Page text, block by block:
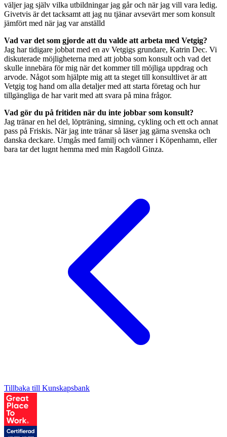
väljer jag själv vilka utbildningar jag går och när jag vill vara ledig.
Givetvis är det tacksamt att jag nu tjänar avsevärt mer som konsult
jämfört med när jag var anställd
Vad var det som gjorde att du valde att arbeta med Vetgig?
Jag har tidigare jobbat med en av Vetgigs grundare, Katrin Dec. Vi
diskuterade möjligheterna med att jobba som konsult och vad det
skulle innebära för mig när det kommer till möjliga uppdrag och
arvode. Något som hjälpte mig att ta steget till konsultlivet är att
Vetgig tog hand om alla detaljer med att starta företag och hur
tillgängliga de har varit med att svara på mina frågor.
Vad gör du på fritiden när du inte jobbar som konsult?
Jag tränar en hel del, löpträning, simning, cykling och ett och annat
pass på Friskis. När jag inte tränar så läser jag gärna svenska och
danska deckare. Umgås med familj och vänner i Köpenhamn, eller
bara tar det lugnt hemma med min Ragdoll Ginza.
Tillbaka till Kunskapsbank